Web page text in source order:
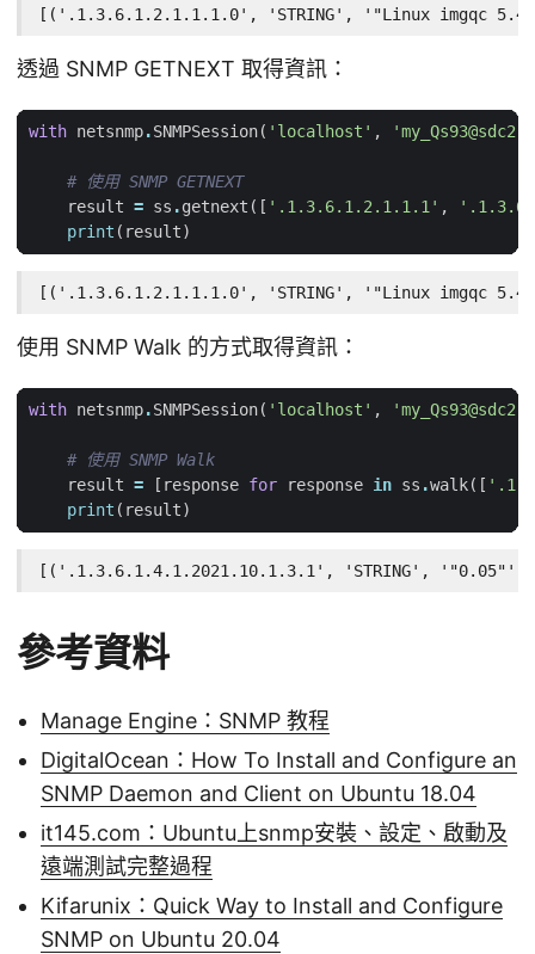
[('.1.3.6.1.2.1.1.1.0', 'STRING', '"Linux imgqc
透過 SNMP GETNEXT 取得資訊：
with netsnmp.SNMPSession( 'localhost' , 'my_Qs93@sdc2'
# 使用 SNMP GETNEXT
result = ss .getnext ([ '.1.3.6.1.2.1.1.1' ,
print ( result)
[('.1.3.6.1.2.1.1.1.0', 'STRING', '"Linux imgqc
使用 SNMP Walk 的方式取得資訊：
with netsnmp.SNMPSession( 'localhost' , 'my_Qs93@sdc2'
# 使用 SNMP Walk
result = [ response for response in ss .walk([
print ( result)
[('.1.3.6.1.4.1.2021.10.1.3.1', 'STRING',
參考資料
Manage Engine：SNMP 教程
DigitalOcean：How To Install and Configure an
SNMP Daemon and Client on Ubuntu 18.04
it145.com：Ubuntu上snmp安裝、設定、啟動及
遠端測試完整過程
Kifarunix：Quick Way to Install and Configure
SNMP on Ubuntu 20.04